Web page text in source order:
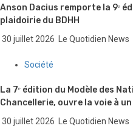
Anson Dacius remporte la 9ᵉ
plaidoirie du BDHH
30 juillet 2026 Le Quotidien News
Société
La 7ᵉ édition du Modèle des
Chancellerie, ouvre la voie à
30 juillet 2026 Le Quotidien News